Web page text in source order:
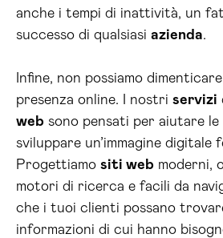
anche i tempi di inattività, un
successo di qualsiasi azienda.
Infine, non possiamo
presenza online. I nostri servizi
web sono pensati per aiutare le
sviluppare un’immagine
Progettiamo siti web moderni,
motori di ricerca e facili da
che i tuoi clienti possano
informazioni di cui hanno